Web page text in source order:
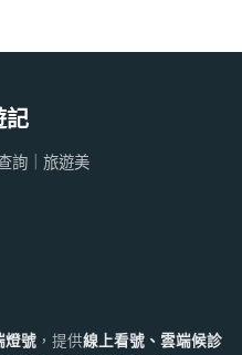
記
詢｜旅遊美
燈號 ，提供線上看號、雲端候診